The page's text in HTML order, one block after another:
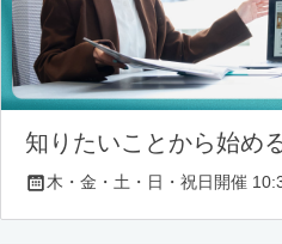
知りたいことから始め